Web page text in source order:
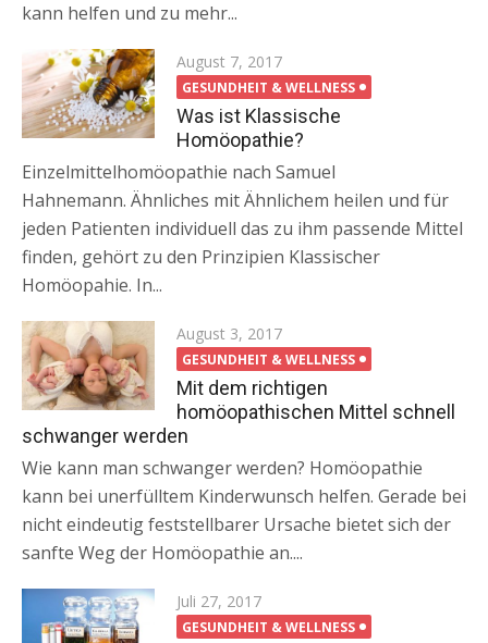
kann helfen und zu mehr...
Posted
on
August 7, 2017
GESUNDHEIT & WELLNESS
Was ist Klassische
Homöopathie?
Einzelmittelhomöopathie nach Samuel
Hahnemann. Ähnliches mit Ähnlichem heilen und für
jeden Patienten individuell das zu ihm passende Mittel
finden, gehört zu den Prinzipien Klassischer
Homöopahie. In...
Posted
on
August 3, 2017
GESUNDHEIT & WELLNESS
Mit dem richtigen
homöopathischen Mittel schnell
schwanger werden
Wie kann man schwanger werden? Homöopathie
kann bei unerfülltem Kinderwunsch helfen. Gerade bei
nicht eindeutig feststellbarer Ursache bietet sich der
sanfte Weg der Homöopathie an....
Posted
on
Juli 27, 2017
GESUNDHEIT & WELLNESS